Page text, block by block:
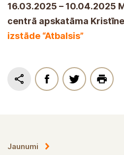
16.03.2025 – 10.04.2025
centrā apskatāma
izstāde “Atbalsis”
Jaunumi